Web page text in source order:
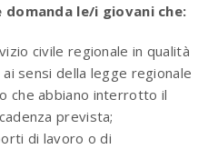
le/i giovani che:
civile regionale in qualità
sensi della legge regionale
che abbiano interrotto il
prevista;
di lavoro o di